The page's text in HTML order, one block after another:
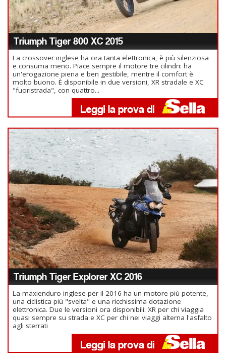
Triumph Tiger 800 XC 2015
La crossover inglese ha ora tanta elettronica, è più silenziosa
e consuma meno. Piace sempre il motore tre cilindri: ha
un'erogazione piena e ben gestibile, mentre il comfort è
molto buono. È disponibile in due versioni, XR stradale e XC
"fuoristrada", con quattro...
Triumph Tiger Explorer XC 2016
La maxienduro inglese per il 2016 ha un motore più potente,
una ciclistica più "svelta" e una ricchissima dotazione
elettronica. Due le versioni ora disponibili: XR per chi viaggia
quasi sempre su strada e XC per chi nei viaggi alterna l'asfalto
agli sterrati